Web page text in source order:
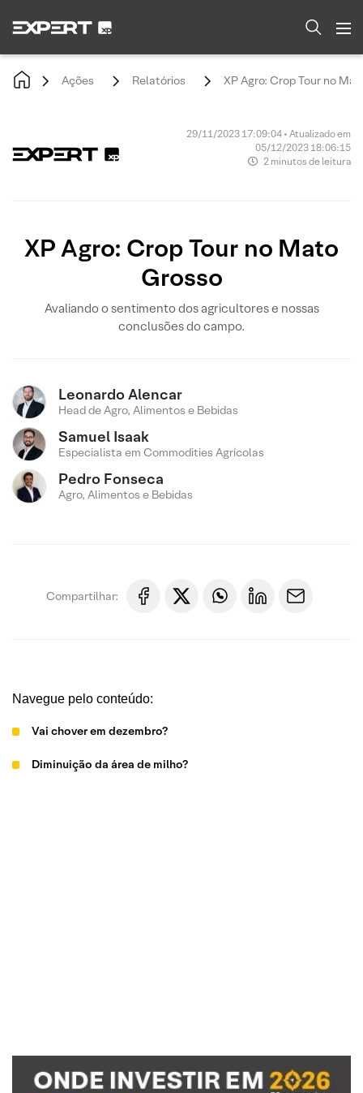
Ações Relatórios XP Agro: Crop Tour no
29/11/2023 17:09:04 • Atualizado em
05/12/2023 18:06:15
2 minutos de leitura
XP Agro: Crop Tour no Mato
Grosso
Avaliando o sentimento dos agricultores e nossas
conclusões do campo.
Leonardo Alencar
Head de Agro, Alimentos e Bebidas
Samuel Isaak
Especialista em Commodities Agrícolas
Pedro Fonseca
Agro, Alimentos e Bebidas
Compartilhar:
Navegue pelo conteúdo:
Vai chover em dezembro?
Diminuição da área de milho?